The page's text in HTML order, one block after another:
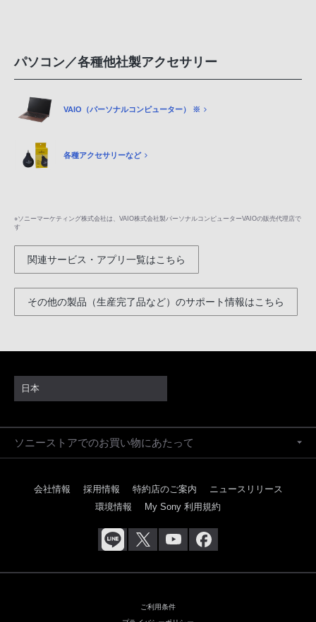
パソコン／各種他社製アクセサリー
VAIO（パーソナルコンピューター） ※
各種アクセサリーなど
※ソニーマーケティング株式会社は、VAIO株式会社製パーソナルコンピューターVAIOの販売代理店で
す
関連サービス・アプリ一覧はこちら
その他の製品（生産完了品など）のサポート情報はこちら
日本
ソニーストアでのお買い物にあたって
会社情報 採用情報 特約店のご案内
ニュースリリース
環境情報
My Sony 利用規約
ご利用条件